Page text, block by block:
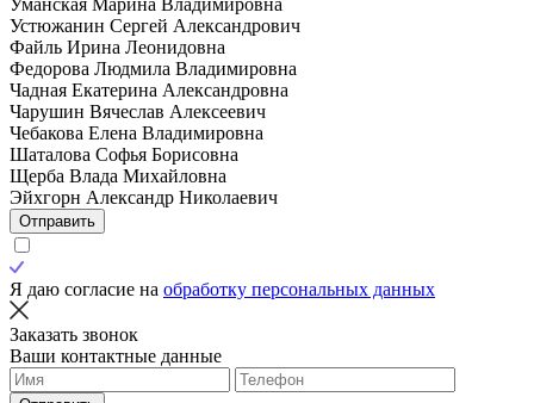
Устюжанин Сергей Александрович
Файль Ирина Леонидовна
Федорова Людмила Владимировна
Чадная Екатерина Александровна
Чарушин Вячеслав Алексеевич
Чебакова Елена Владимировна
Шаталова Софья Борисовна
Щерба Влада Михайловна
Эйхгорн Александр Николаевич
Отправить
Я даю согласие на обработку персональных данных
Заказать звонок
Ваши контактные данные